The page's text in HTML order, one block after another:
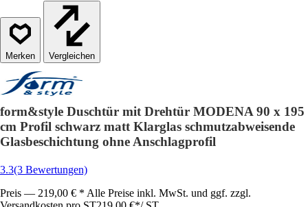
Vergleichen
form&style Duschtür mit Drehtür MODENA 90 x 195
cm Profil schwarz matt Klarglas schmutzabweisende
Glasbeschichtung ohne Anschlagprofil
3.3(3 Bewertungen)
Preis — 219,00 € * Alle Preise inkl. MwSt. und ggf. zzgl.